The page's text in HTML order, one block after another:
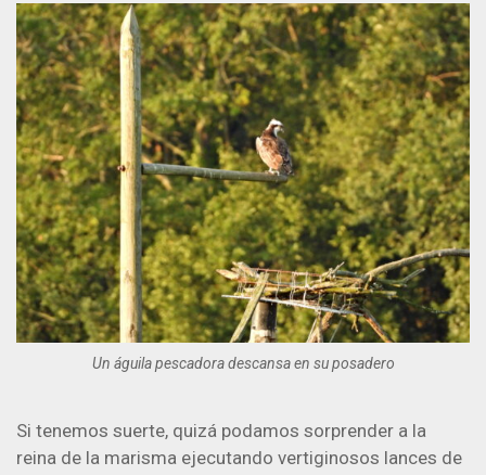
Un águila pescadora descansa en su posadero
Si tenemos suerte, quizá podamos sorprender a la
reina de la marisma ejecutando vertiginosos lances de